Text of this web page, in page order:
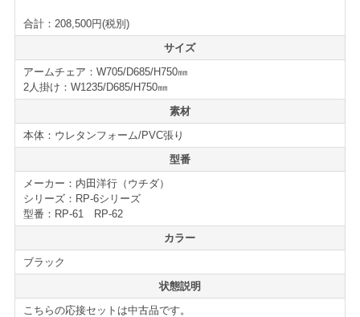
す。
経年による多少のスレや傷、張地の使用感はございます
が、まだまだお使い頂けるお買い得な応接セットです。
オフィスにはもちろん、店舗やエントランス、ご家庭用
としてもおすすめのセットです。是非ご検討下さい。
仕様・機能
RP-6シリーズ 応接4点セット
■2人掛け×1
■センターテーブル×1（サービス品）
＊サイズ等の詳細な仕様はページ下部に記載がございま
す。
合計：208,500円(税別)
サイズ
アームチェア：W705/D685/H750㎜
2人掛け：W1235/D685/H750㎜
素材
本体：ウレタンフォーム/PVC張り
型番
メーカー：内田洋行（ウチダ）
シリーズ：RP-6シリーズ
型番：RP-61 RP-62
カラー
ブラック
状態説明
こちらの応接セットは中古品です。